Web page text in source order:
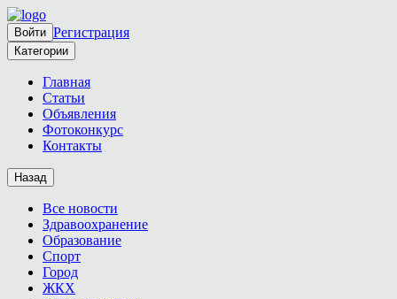
Войти Регистрация
Категории
Главная
Статьи
Объявления
Фотоконкурс
Контакты
Назад
Все новости
Здравоохранение
Образование
Спорт
Город
ЖКХ